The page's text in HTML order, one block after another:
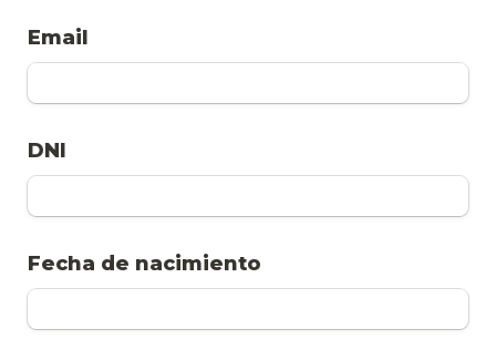
Email
DNI
Fecha de nacimiento